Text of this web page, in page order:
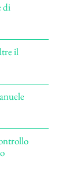
di
il